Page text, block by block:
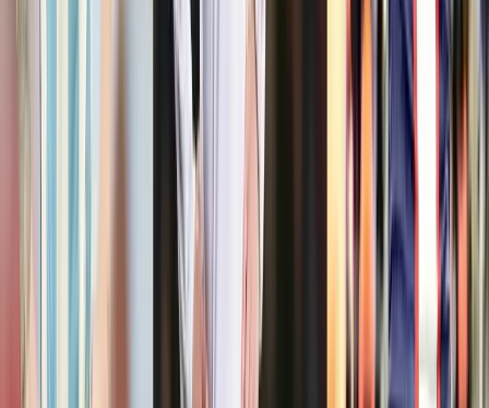
দুজনের মৃত্যুর বিষয় নিশ্চিত করেন চট্টগ্রাম মেডিকেল কলেজ পুলিশ
ফাঁড়ির সহকারী ইনচার্জ নুরুল আলম আশিক। তিনি বলেন, আহত ১০
আঞ্জুমানে রহমানিয়া ট্রাস্টের (জুলুস আয়োজক) মিডিয়া টিমের সমন্বয়ক
আবু তালেব বলেন, ‘মানুষের ভিড়ের মধ্যে গরমে অসুস্থ হয়ে বেশ
কয়েকজন নিচে পড়ে যান। এ সময় পদদলিত হয়েছেন তাঁরা। আহত
অবস্থায় আটজনকে উদ্ধার করে আমরা হাসপাতালে নিয়ে আসি। এর মধ্যে
আরও পড়ুন: